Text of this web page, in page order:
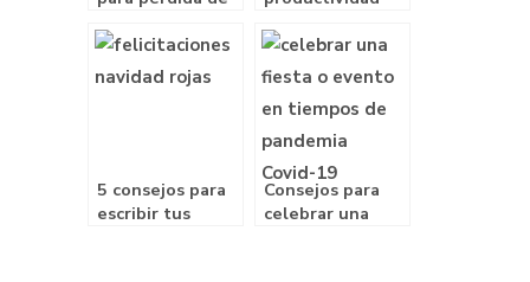
Descargable
gratuito
desde casa
5 consejos para
escribir tus
Consejos para
celebrar una